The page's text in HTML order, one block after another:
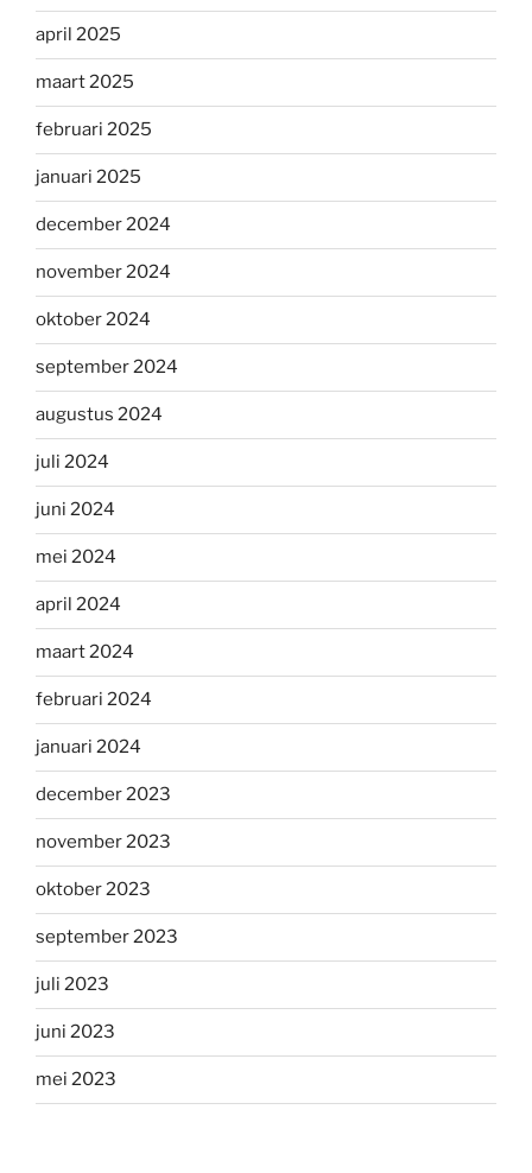
april 2025
maart 2025
februari 2025
januari 2025
december 2024
november 2024
oktober 2024
september 2024
augustus 2024
juli 2024
juni 2024
mei 2024
april 2024
maart 2024
februari 2024
januari 2024
december 2023
november 2023
oktober 2023
september 2023
juli 2023
juni 2023
mei 2023